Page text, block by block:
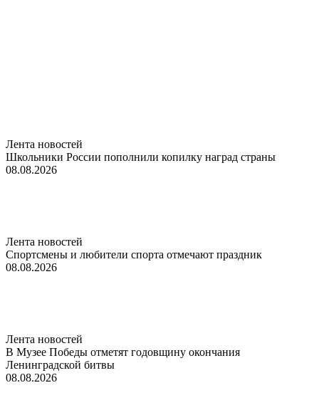
Лента новостей
Школьники России пополнили копилку наград страны
08.08.2026
Лента новостей
Спортсмены и любители спорта отмечают праздник
08.08.2026
Лента новостей
В Музее Победы отметят годовщину окончания
Ленинградской битвы
08.08.2026